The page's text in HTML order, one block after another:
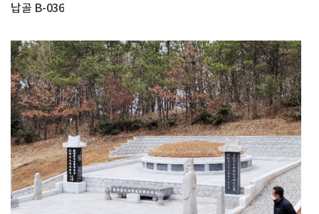
납골 B-036